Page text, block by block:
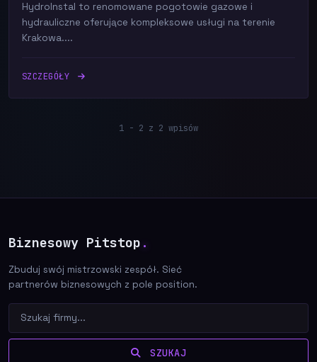
HydroInstal to renomowane pogotowie gazowe i
hydrauliczne oferujące kompleksowe usługi na terenie
Krakowa....
SZCZEGÓŁY
1 - 2 z 2 wpisów
Biznesowy Pitstop .
Zbuduj swój mistrzowski zespół. Sieć
partnerów biznesowych z pole position.
SZUKAJ